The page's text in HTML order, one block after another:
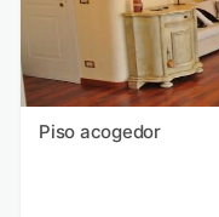
Piso acogedor